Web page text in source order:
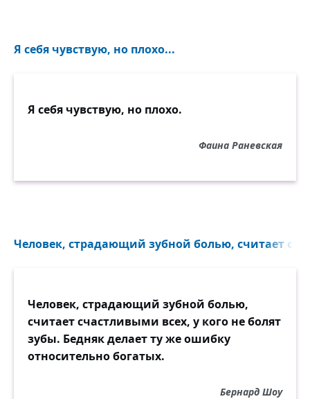
Я себя чувствую, но плохо...
Я себя чувствую, но плохо.
Фаина Раневская
Человек, страдающий зубной болью, считает
Человек, страдающий зубной болью,
считает счастливыми всех, у кого не болят
зубы. Бедняк делает ту же ошибку
относительно богатых.
Бернард Шоу